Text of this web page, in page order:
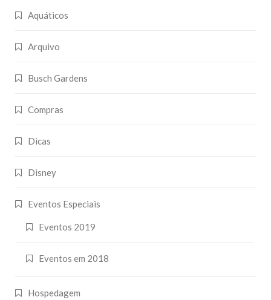
Aquáticos
Arquivo
Busch Gardens
Compras
Dicas
Disney
Eventos Especiais
Eventos 2019
Eventos em 2018
Hospedagem